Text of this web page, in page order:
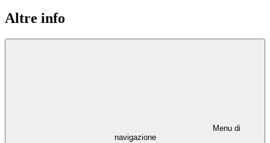
Altre info
Menu di
navigazione